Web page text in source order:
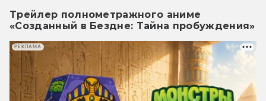
Трейлер полнометражного аниме
«Созданный в Бездне: Тайна пробуждения»
РЕКЛАМА